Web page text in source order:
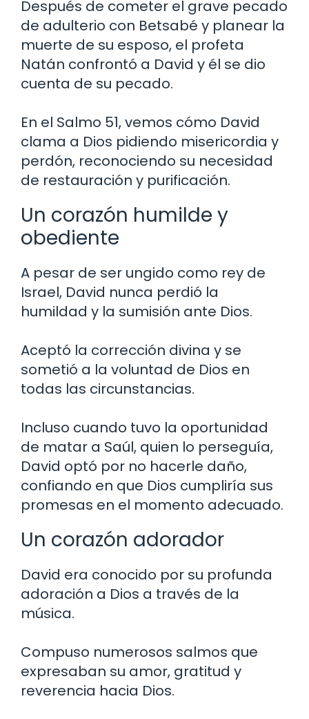
Después de cometer el grave pecado
de adulterio con Betsabé y planear la
muerte de su esposo, el profeta
Natán confrontó a David y él se dio
cuenta de su pecado.
En el Salmo 51, vemos cómo David
clama a Dios pidiendo misericordia y
perdón, reconociendo su necesidad
de restauración y purificación.
Un corazón humilde y
obediente
A pesar de ser ungido como rey de
Israel, David nunca perdió la
humildad y la sumisión ante Dios.
Aceptó la corrección divina y se
sometió a la voluntad de Dios en
todas las circunstancias.
Incluso cuando tuvo la oportunidad
de matar a Saúl, quien lo perseguía,
David optó por no hacerle daño,
confiando en que Dios cumpliría sus
promesas en el momento adecuado.
Un corazón adorador
David era conocido por su profunda
adoración a Dios a través de la
música.
Compuso numerosos salmos que
expresaban su amor, gratitud y
reverencia hacia Dios.